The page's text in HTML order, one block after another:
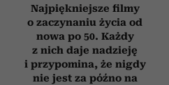
Najpiękniejsze filmy
o zaczynaniu życia od
nowa po 50. Każdy
z nich daje nadzieję
i przypomina, że nigdy
nie jest za późno na